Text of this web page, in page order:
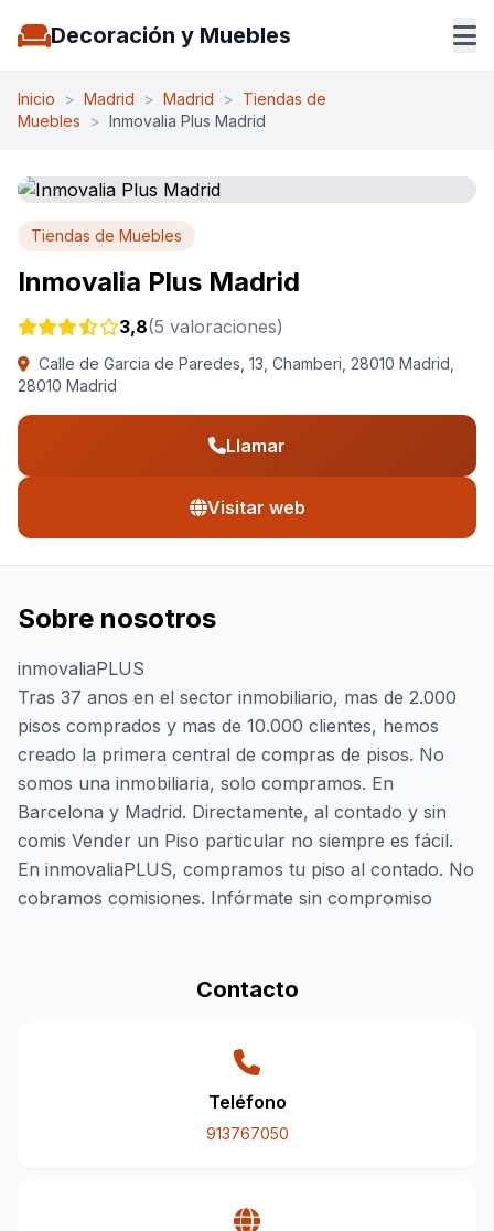
Decoración y Muebles
Inicio > Madrid > Madrid > Tiendas de
Muebles
> Inmovalia Plus Madrid
Tiendas de Muebles
Inmovalia Plus Madrid
3,8(5 valoraciones)
Calle de Garcia de Paredes, 13, Chamberi, 28010 Madrid,
28010 Madrid
Llamar
Visitar web
Sobre nosotros
inmovaliaPLUS
Tras 37 anos en el sector inmobiliario, mas de 2.000
pisos comprados y mas de 10.000 clientes, hemos
creado la primera central de compras de pisos. No
somos una inmobiliaria, solo compramos. En
Barcelona y Madrid. Directamente, al contado y sin
comis Vender un Piso particular no siempre es fácil.
En inmovaliaPLUS, compramos tu piso al contado. No
cobramos comisiones. Infórmate sin compromiso
Contacto
Teléfono
913767050